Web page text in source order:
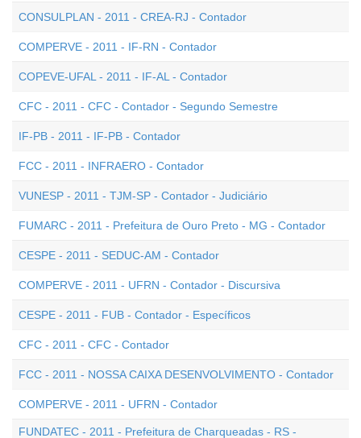
CONSULPLAN - 2011 - CREA-RJ - Contador
COMPERVE - 2011 - IF-RN - Contador
COPEVE-UFAL - 2011 - IF-AL - Contador
CFC - 2011 - CFC - Contador - Segundo Semestre
IF-PB - 2011 - IF-PB - Contador
FCC - 2011 - INFRAERO - Contador
VUNESP - 2011 - TJM-SP - Contador - Judiciário
FUMARC - 2011 - Prefeitura de Ouro Preto - MG - Contador
CESPE - 2011 - SEDUC-AM - Contador
COMPERVE - 2011 - UFRN - Contador - Discursiva
CESPE - 2011 - FUB - Contador - Específicos
CFC - 2011 - CFC - Contador
FCC - 2011 - NOSSA CAIXA DESENVOLVIMENTO - Contador
COMPERVE - 2011 - UFRN - Contador
FUNDATEC - 2011 - Prefeitura de Charqueadas - RS -